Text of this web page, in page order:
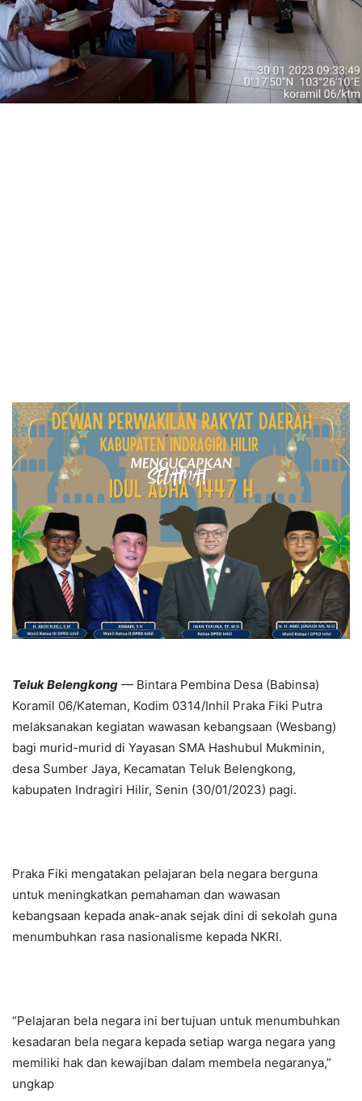
Teluk Belengkong — Bintara Pembina Desa (Babinsa)
Koramil 06/Kateman, Kodim 0314/Inhil Praka Fiki Putra
melaksanakan kegiatan wawasan kebangsaan (Wesbang)
bagi murid-murid di Yayasan SMA Hashubul Mukminin,
desa Sumber Jaya, Kecamatan Teluk Belengkong,
kabupaten Indragiri Hilir, Senin (30/01/2023) pagi.
Praka Fiki mengatakan pelajaran bela negara berguna
untuk meningkatkan pemahaman dan wawasan
kebangsaan kepada anak-anak sejak dini di sekolah guna
menumbuhkan rasa nasionalisme kepada NKRI.
“Pelajaran bela negara ini bertujuan untuk menumbuhkan
kesadaran bela negara kepada setiap warga negara yang
memiliki hak dan kewajiban dalam membela negaranya,”
ungkap